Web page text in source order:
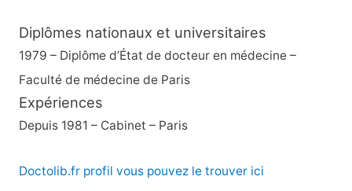
Diplômes nationaux et universitaires
1979 – Diplôme d’État de docteur en médecine –
Faculté de médecine de Paris
Expériences
Depuis 1981 – Cabinet – Paris
Doctolib.fr profil vous pouvez le trouver ici